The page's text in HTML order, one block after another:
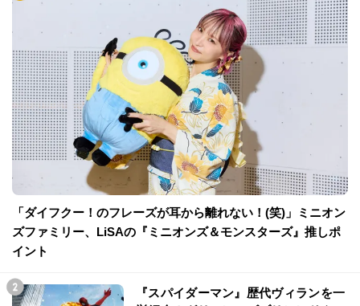
「ダイフクー！のフレーズが耳から離れない！(笑)」ミニオン
ズファミリー、LiSAの『ミニオンズ＆モンスターズ』推しポ
イント
『スパイダーマン』歴代ヴィランを一